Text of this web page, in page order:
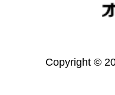
Copyright ©